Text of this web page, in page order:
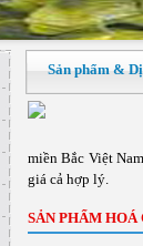
Sản phẩm &
miền Bắc Việt
giá cả hợp lý.
SẢN PHẨM